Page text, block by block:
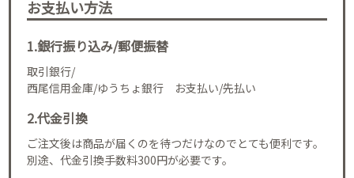
お支払い方法
1.銀行振り込み/郵便振替
取引銀行/
西尾信用金庫/ゆうちょ銀行 お支払い/先払い
2.代金引換
ご注文後は商品が届くのを待つだけなのでとても便利です。
別途、代金引換手数料300円が必要です。